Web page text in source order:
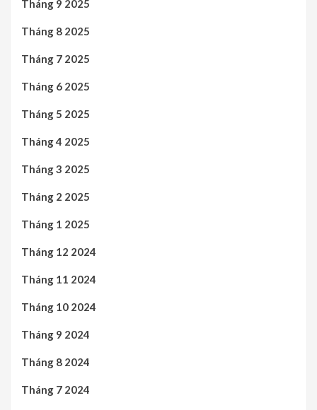
Tháng 9 2025
Tháng 8 2025
Tháng 7 2025
Tháng 6 2025
Tháng 5 2025
Tháng 4 2025
Tháng 3 2025
Tháng 2 2025
Tháng 1 2025
Tháng 12 2024
Tháng 11 2024
Tháng 10 2024
Tháng 9 2024
Tháng 8 2024
Tháng 7 2024